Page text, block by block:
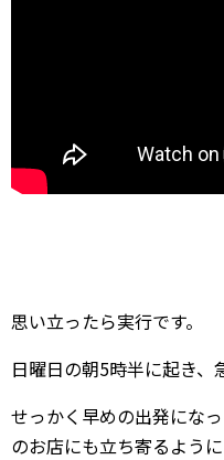
思い立ったら実行です。
日曜日の朝5時半に起き、
せっかく早めの出発にな
のお店にも立ち寄るよう